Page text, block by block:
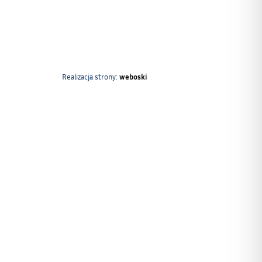
Realizacja strony:weboski